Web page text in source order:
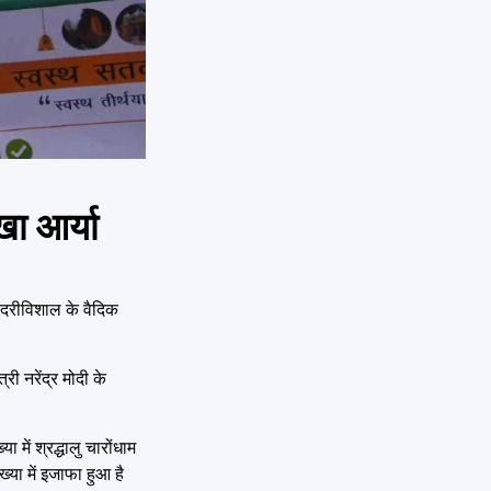
आर्या
के वैदिक
नरेंद्र मोदी के
में श्रद्धालु चारोंधाम
में इजाफा हुआ है